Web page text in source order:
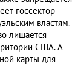
госсектор
властям.
лишается
США. А
карты для